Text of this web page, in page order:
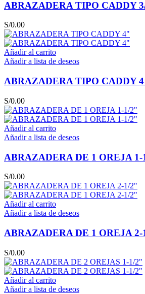
ABRAZADERA TIPO CADDY
S/0.00
Añadir al carrito
Añadir a lista de deseos
ABRAZADERA TIPO CADDY
S/0.00
Añadir al carrito
Añadir a lista de deseos
ABRAZADERA DE 1 OREJA 1-
S/0.00
Añadir al carrito
Añadir a lista de deseos
ABRAZADERA DE 1 OREJA 2-
S/0.00
Añadir al carrito
Añadir a lista de deseos